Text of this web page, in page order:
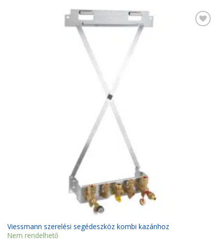
Viessmann szerelési segédeszköz kombi kazánhoz
Nem rendelhető